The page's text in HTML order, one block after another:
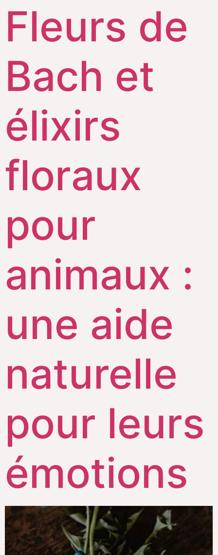
Fleurs de
Bach et
élixirs
floraux
pour
animaux :
une aide
naturelle
pour leurs
émotions